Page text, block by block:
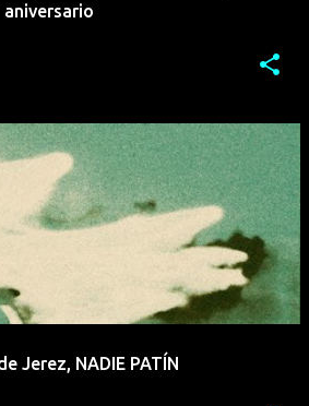
aniversario
Jerez, NADIE PATÍN